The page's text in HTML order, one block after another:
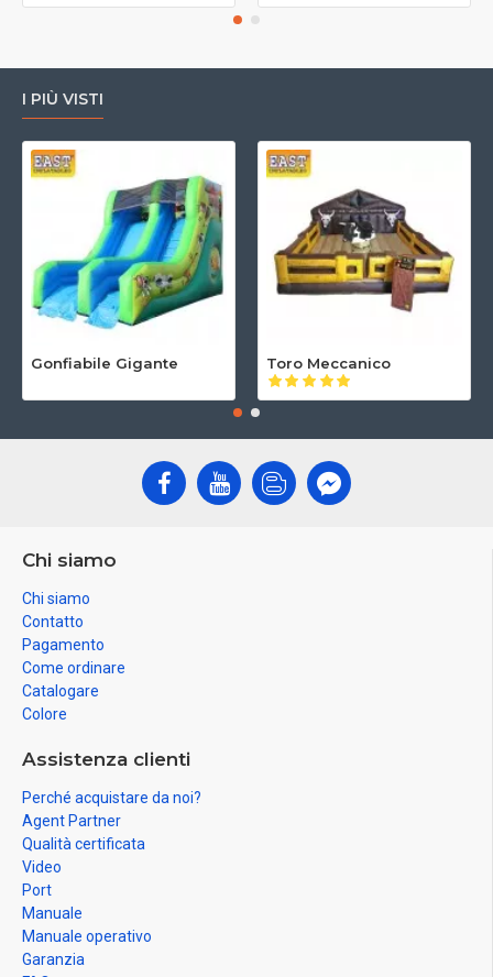
I PIÙ VISTI
Gonfiabile Gigante Toro Meccanico
Chi siamo
Chi siamo
Contatto
Pagamento
Come ordinare
Catalogare
Colore
Assistenza clienti
Perché acquistare da noi?
Agent Partner
Qualità certificata
Video
Port
Manuale
Manuale operativo
Garanzia